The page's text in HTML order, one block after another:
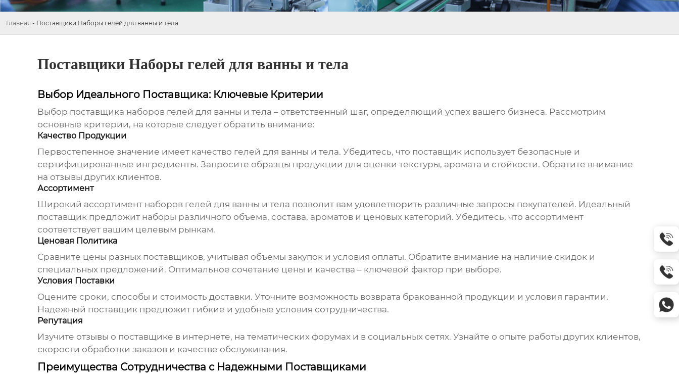
Главная - Поставщики Наборы гелей для ванны и тела
Поставщики Наборы гелей для ванны и тела
Выбор Идеального Поставщика: Ключевые Критерии
Выбор поставщика наборов гелей для ванны и тела – ответственный шаг, определяющий успех вашего бизнеса. Рассмотрим
основные критерии, на которые следует обратить внимание:
Качество Продукции
Первостепенное значение имеет качество гелей для ванны и тела. Убедитесь, что поставщик использует безопасные и
сертифицированные ингредиенты. Запросите образцы продукции для оценки текстуры, аромата и стойкости. Обратите внимание
на отзывы других клиентов.
Ассортимент
Широкий ассортимент наборов гелей для ванны и тела позволит вам удовлетворить различные запросы покупателей. Идеальный
поставщик предложит наборы различного объема, состава, ароматов и ценовых категорий. Убедитесь, что ассортимент
соответствует вашим целевым рынкам.
Ценовая Политика
Сравните цены разных поставщиков, учитывая объемы закупок и условия оплаты. Обратите внимание на наличие скидок и
специальных предложений. Оптимальное сочетание цены и качества – ключевой фактор при выборе.
Условия Поставки
Оцените сроки, способы и стоимость доставки. Уточните возможность возврата бракованной продукции и условия гарантии.
Надежный поставщик предложит гибкие и удобные условия сотрудничества.
Репутация
Изучите отзывы о поставщике в интернете, на тематических форумах и в социальных сетях. Узнайте о опыте работы других клиентов,
скорости обработки заказов и качестве обслуживания.
Преимущества Сотрудничества с Надежными Поставщиками